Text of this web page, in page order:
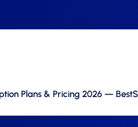
Plans & Pricing 2026 —